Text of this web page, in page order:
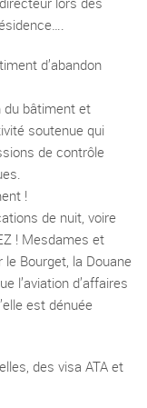
d’abandon
du bâtiment et
soutenue qui
de contrôle
!
de nuit, voire
! Mesdames et
Bourget, la Douane
l’aviation d’affaires
est dénuée
des visa ATA et